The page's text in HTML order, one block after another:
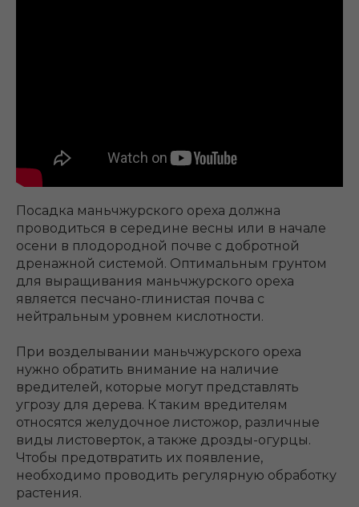
Посадка маньчжурского ореха должна
проводиться в середине весны или в начале
осени в плодородной почве с добротной
дренажной системой. Оптимальным грунтом
для выращивания маньчжурского ореха
является песчано-глинистая почва с
нейтральным уровнем кислотности.
При возделывании маньчжурского ореха
нужно обратить внимание на наличие
вредителей, которые могут представлять
угрозу для дерева. К таким вредителям
относятся желудочное листожор, различные
виды листоверток, а также дрозды-огурцы.
Чтобы предотвратить их появление,
необходимо проводить регулярную обработку
растения.